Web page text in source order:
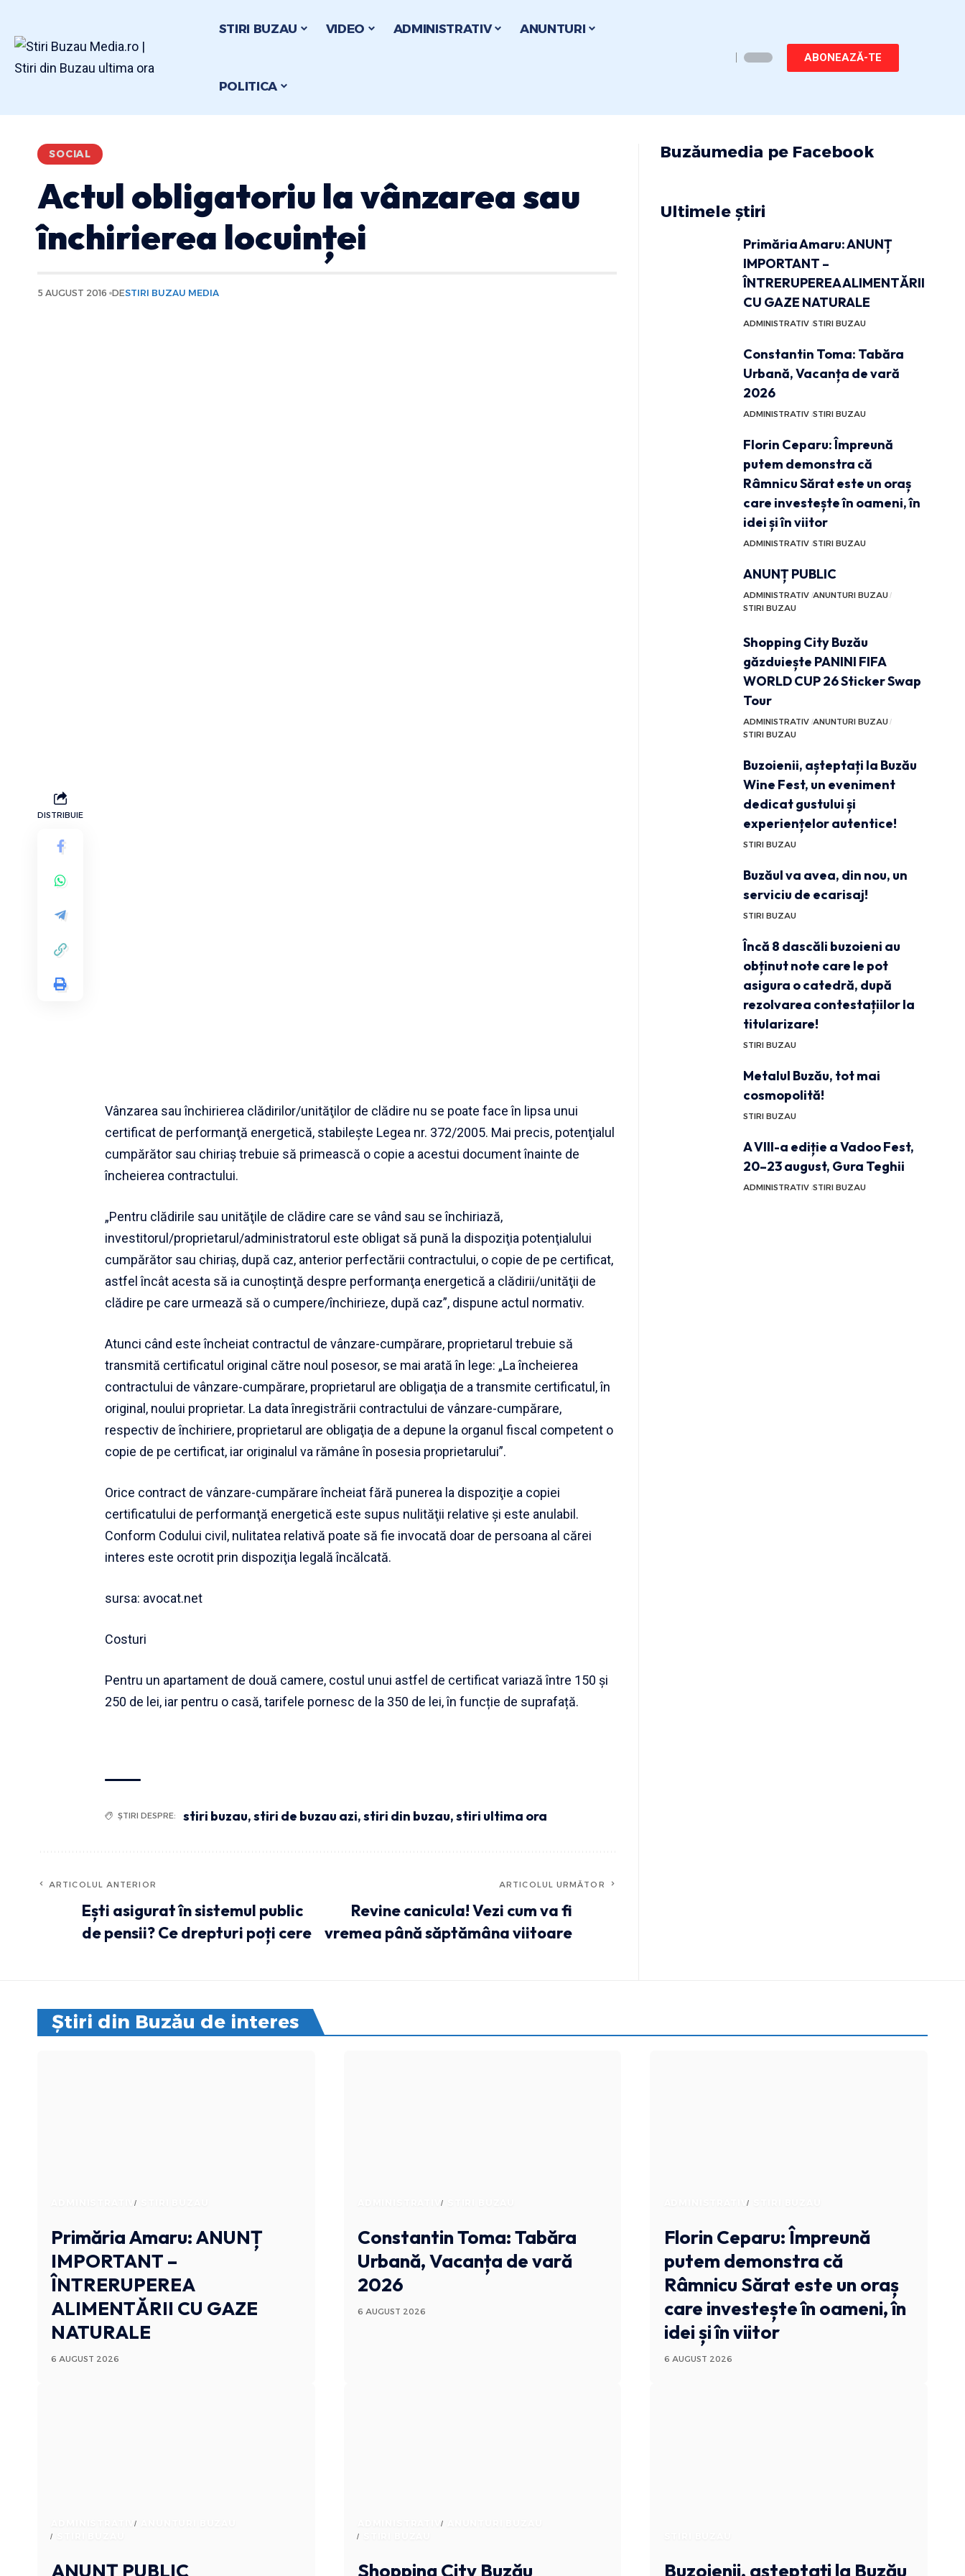
STIRI BUZAU VIDEO ADMINISTRATIV ANUNTURI
POLITICA
ABONEAZĂ-TE
SOCIAL
Actul obligatoriu la vânzarea sau
închirierea locuinței
5 AUGUST 2016 DESTIRI BUZAU MEDIA
DISTRIBUIE
Vânzarea sau închirierea clădirilor/unităţilor de clădire nu se poate face în lipsa unui
certificat de performanţă energetică, stabileşte Legea nr. 372/2005. Mai precis, potenţialul
cumpărător sau chiriaş trebuie să primească o copie a acestui document înainte de
încheierea contractului.
„Pentru clădirile sau unităţile de clădire care se vând sau se închiriază,
investitorul/proprietarul/administratorul este obligat să pună la dispoziţia potenţialului
cumpărător sau chiriaş, după caz, anterior perfectării contractului, o copie de pe certificat,
astfel încât acesta să ia cunoştinţă despre performanţa energetică a clădirii/unităţii de
clădire pe care urmează să o cumpere/închirieze, după caz”, dispune actul normativ.
Atunci când este încheiat contractul de vânzare-cumpărare, proprietarul trebuie să
transmită certificatul original către noul posesor, se mai arată în lege: „La încheierea
contractului de vânzare-cumpărare, proprietarul are obligaţia de a transmite certificatul, în
original, noului proprietar. La data înregistrării contractului de vânzare-cumpărare,
respectiv de închiriere, proprietarul are obligaţia de a depune la organul fiscal competent o
copie de pe certificat, iar originalul va rămâne în posesia proprietarului”.
Orice contract de vânzare-cumpărare încheiat fără punerea la dispoziţie a copiei
certificatului de performanţă energetică este supus nulităţii relative şi este anulabil.
Conform Codului civil, nulitatea relativă poate să fie invocată doar de persoana al cărei
interes este ocrotit prin dispoziţia legală încălcată.
sursa: avocat.net
Costuri
Pentru un apartament de două camere, costul unui astfel de certificat variază între 150 și
250 de lei, iar pentru o casă, tarifele pornesc de la 350 de lei, în funcție de suprafață.
ȘTIRI DESPRE: stiri buzau,stiri de buzau azi,stiri din buzau,stiri ultima ora
ARTICOLUL ANTERIOR
Ești asigurat în sistemul public
de pensii? Ce drepturi poți cere
ARTICOLUL URMĂTOR
Revine canicula! Vezi cum va fi
vremea până săptămâna viitoare
Buzăumedia pe Facebook
Ultimele știri
Primăria Amaru: ANUNȚ
IMPORTANT –
ÎNTRERUPEREA ALIMENTĂRII
CU GAZE NATURALE
ADMINISTRATIV STIRI BUZAU
Constantin Toma: Tabăra
Urbană, Vacanța de vară
2026
ADMINISTRATIV STIRI BUZAU
Florin Ceparu: Împreună
putem demonstra că
Râmnicu Sărat este un oraș
care investește în oameni, în
idei și în viitor
ADMINISTRATIV STIRI BUZAU
ANUNȚ PUBLIC
ADMINISTRATIV ANUNTURI BUZAU
STIRI BUZAU
Shopping City Buzău
găzduiește PANINI FIFA
WORLD CUP 26 Sticker Swap
Tour
ADMINISTRATIV ANUNTURI BUZAU
STIRI BUZAU
Buzoienii, așteptați la Buzău
Wine Fest, un eveniment
dedicat gustului și
experiențelor autentice!
STIRI BUZAU
Buzăul va avea, din nou, un
serviciu de ecarisaj!
STIRI BUZAU
Încă 8 dascăli buzoieni au
obținut note care le pot
asigura o catedră, după
rezolvarea contestațiilor la
titularizare!
STIRI BUZAU
Metalul Buzău, tot mai
cosmopolită!
STIRI BUZAU
A VIII-a ediție a Vadoo Fest,
20–23 august, Gura Teghii
ADMINISTRATIV STIRI BUZAU
Știri din Buzău de interes
ADMINISTRATIV
Primăria Amaru: ANUNȚ
IMPORTANT –
ÎNTRERUPEREA
ALIMENTĂRII CU GAZE
NATURALE
6 AUGUST 2026
ADMINISTRATIV
Constantin Toma: Tabăra
Urbană, Vacanța de vară
2026
6 AUGUST 2026
ADMINISTRATIV
Florin Ceparu: Împreună
putem demonstra că
Râmnicu Sărat este un oraș
care investește în oameni, în
idei și în viitor
6 AUGUST 2026
ADMINISTRATIV
ANUNȚ PUBLIC
ADMINISTRATIV
Shopping City Buzău Buzoienii, așteptați la Buzău